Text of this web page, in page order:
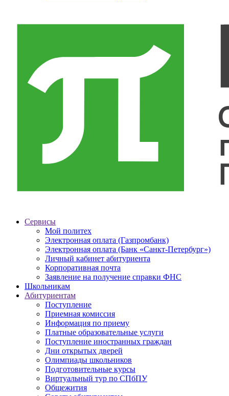
Сервисы
Мой политех
Электронная оплата (Газпромбанк)
Электронная оплата (Банк «Санкт-Петербург»)
Личный кабинет абитуриента
Корпоративная почта
Заявление на получение справки ФНС
Школьникам
Абитуриентам
Поступление
Приемная комиссия
Информация по приему
Платные образовательные услуги
Поступление иностранных граждан
Дни открытых дверей
Олимпиады школьников
Подготовительные курсы
Виртуальный тур по СПбПУ
Общежития